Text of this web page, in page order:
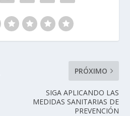
PRÓXIMO
SIGA APLICANDO LAS
MEDIDAS SANITARIAS DE
PREVENCIÓN